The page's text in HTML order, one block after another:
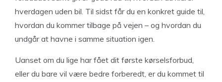
hverdagen uden bil. Til sidst får du en konkret guide til,
hvordan du kommer tilbage på vejen – og hvordan du
undgår at havne i samme situation igen.
Uanset om du lige har fået dit første kørselsforbud,
eller du bare vil være bedre forberedt, er du kommet til